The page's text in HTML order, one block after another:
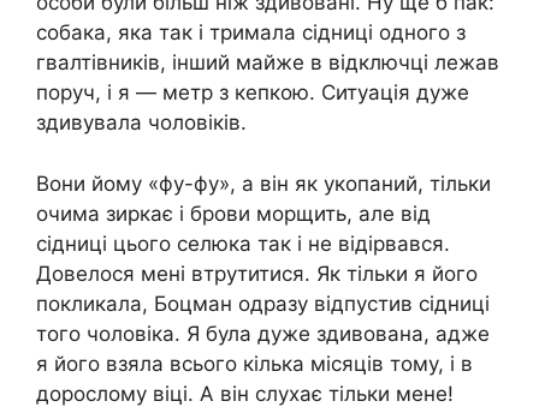
собака, яка так і тримала сідниці одного з
гвалтівників, інший майже в відключці лежав
поруч, і я — метр з кепкою. Ситуація дуже
здивувала чоловіків.
Вони йому «фу-фу», а він як укопаний, тільки
очима зиркає і брови морщить, але від
сідниці цього селюка так і не відірвався.
Довелося мені втрутитися. Як тільки я його
покликала, Боцман одразу відпустив сідниці
того чоловіка. Я була дуже здивована, адже
я його взяла всього кілька місяців тому, і в
дорослому віці. А він слухає тільки мене!